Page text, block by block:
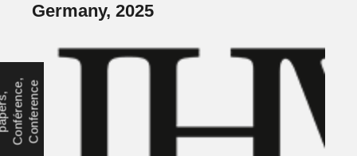
Germany, 2025
,e